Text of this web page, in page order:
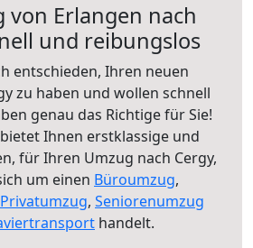
von Erlangen nach
und reibungslos
entschieden, Ihren neuen
zu haben und wollen schnell
genau das Richtige für Sie!
Ihnen erstklassige und
für Ihren Umzug nach Cergy,
um einen Büroumzug,
Privatumzug, Seniorenumzug
handelt.